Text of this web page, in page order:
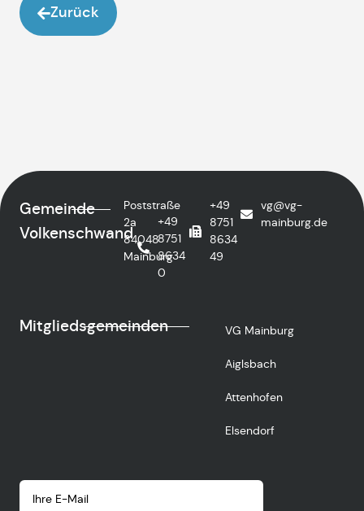
Zurück
Gemeinde
Volkenschwand
Poststraße
2a
84048
Mainburg
+49
8751
8634
0
+49
8751
8634
49
vg@vg-
mainburg.de
Mitgliedsgemeinden VG Mainburg
Aiglsbach
Attenhofen
Elsendorf